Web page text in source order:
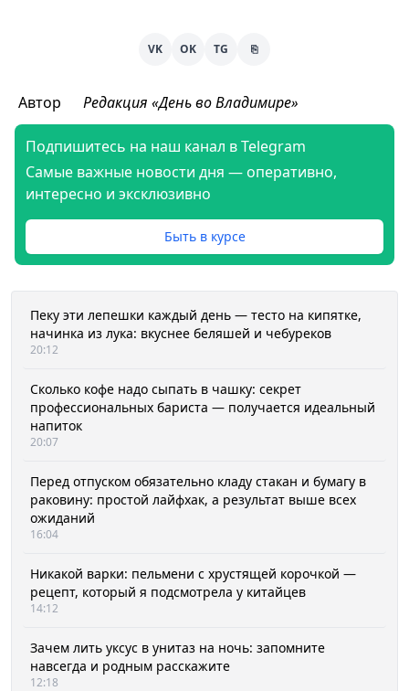
VK OK TG ⎘
Автор Редакция «День во Владимире»
Подпишитесь на наш канал в Telegram
Самые важные новости дня — оперативно,
интересно и эксклюзивно
Быть в курсе
Пеку эти лепешки каждый день — тесто на кипятке,
начинка из лука: вкуснее беляшей и чебуреков
20:12
Сколько кофе надо сыпать в чашку: секрет
профессиональных бариста — получается идеальный
напиток
20:07
Перед отпуском обязательно кладу стакан и бумагу в
раковину: простой лайфхак, а результат выше всех
ожиданий
16:04
Никакой варки: пельмени с хрустящей корочкой —
рецепт, который я подсмотрела у китайцев
14:12
Зачем лить уксус в унитаз на ночь: запомните
навсегда и родным расскажите
12:18